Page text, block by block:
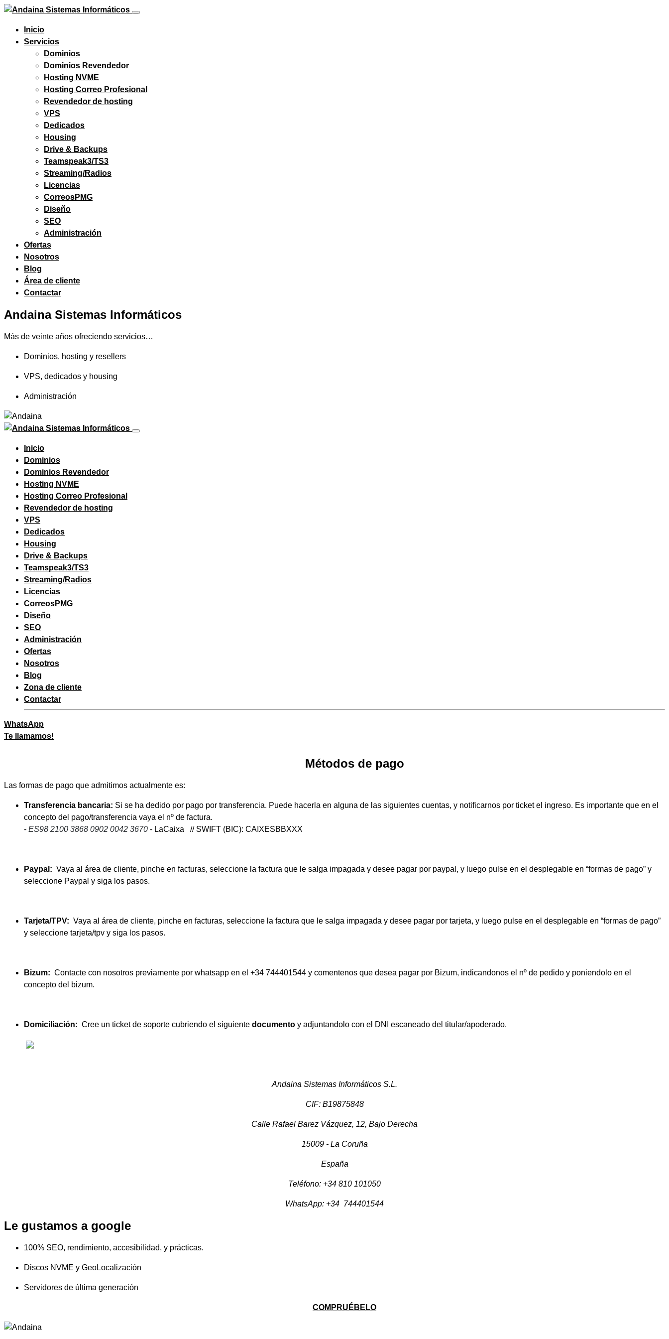
Inicio
Servicios
Dominios
Dominios Revendedor
Hosting NVME
Hosting Correo Profesional
Revendedor de hosting
VPS
Dedicados
Housing
Drive & Backups
Teamspeak3/TS3
Streaming/Radios
Licencias
CorreosPMG
Diseño
SEO
Administración
Ofertas
Nosotros
Blog
Área de cliente
Contactar
Andaina Sistemas Informáticos
Más de veinte años ofreciendo servicios…
Dominios, hosting y resellers
VPS, dedicados y housing
Administración
Inicio
Dominios
Dominios Revendedor
Hosting NVME
Hosting Correo Profesional
Revendedor de hosting
VPS
Dedicados
Housing
Drive & Backups
Teamspeak3/TS3
Streaming/Radios
Licencias
CorreosPMG
Diseño
SEO
Administración
Ofertas
Nosotros
Blog
Zona de cliente
Contactar
WhatsApp
Te llamamos!
Métodos de pago
Las formas de pago que admitimos actualmente es:
Transferencia bancaria: Si se ha dedido por pago por transferencia. Puede hacerla en alguna de las siguientes cuentas, y notificarnos por ticket el ingreso. Es importante que en el
concepto del pago/transferencia vaya el nº de factura.
- ES98 2100 3868 0902 0042 3670 - LaCaixa // SWIFT (BIC): CAIXESBBXXX
Paypal: Vaya al área de cliente, pinche en facturas, seleccione la factura que le salga impagada y desee pagar por paypal, y luego pulse en el desplegable en “formas de pago” y
seleccione Paypal y siga los pasos.
Tarjeta/TPV: Vaya al área de cliente, pinche en facturas, seleccione la factura que le salga impagada y desee pagar por tarjeta, y luego pulse en el desplegable en “formas de pago”
y seleccione tarjeta/tpv y siga los pasos.
Bizum: Contacte con nosotros previamente por whatsapp en el +34 744401544 y comentenos que desea pagar por Bizum, indicandonos el nº de pedido y poniendolo en el
concepto del bizum.
Domiciliación: Cree un ticket de soporte cubriendo el siguiente documento y adjuntandolo con el DNI escaneado del titular/apoderado.
Andaina Sistemas Informáticos S.L.
CIF: B19875848
Calle Rafael Barez Vázquez, 12, Bajo Derecha
15009 - La Coruña
España
Teléfono: +34 810 101050
WhatsApp: +34 744401544
Le gustamos a google
100% SEO, rendimiento, accesibilidad, y prácticas.
Discos NVME y GeoLocalización
Servidores de última generación
COMPRUÉBELO